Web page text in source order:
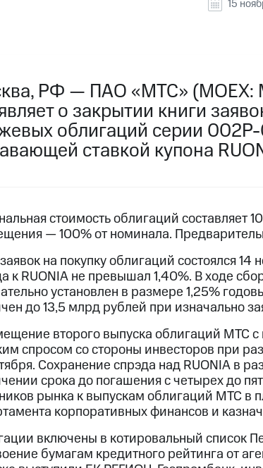
15
РФ — ПАО «МТС» (MOEX:
о закрытии книги
облигаций серии
ставкой купона
стоимость облигаций составляет
— 100% от номинала.
на покупку облигаций состоялся
к RUONIA не превышал 1,40%. В ходе
установлен в размере 1,25%
до 13,5 млрд рублей при изначально
второго выпуска облигаций МТС
спросом со стороны инвесторов при
Сохранение спрэда над RUONIA в
срока до погашения с четырех до
рынка к выпускам облигаций МТС в
корпоративных финансов и
включены в котировальный список
бумагам кредитного рейтинга от